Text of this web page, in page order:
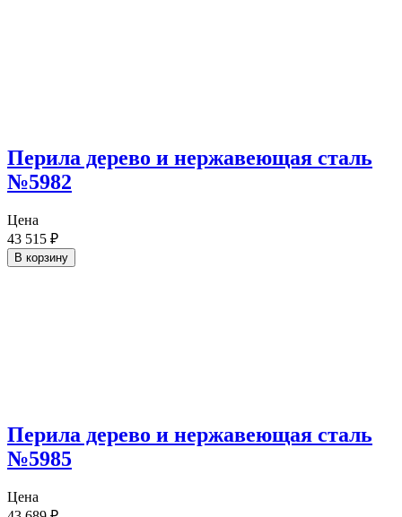
Перила дерево и нержавеющая сталь
№5982
Цена
43 515 ₽
В корзину
Перила дерево и нержавеющая сталь
№5985
Цена